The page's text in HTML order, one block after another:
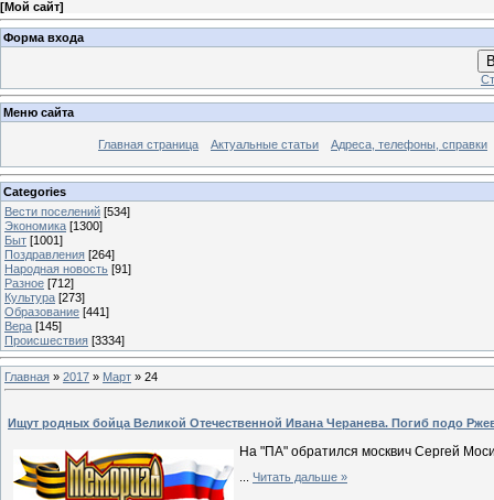
[Мой сайт]
Форма входа
Меню сайта
Главная страница Актуальные статьи Адреса, телефоны, справки
Categories
Вести поселений [534]
Экономика [1300]
Быт [1001]
Поздравления [264]
Народная новость [91]
Разное [712]
Культура [273]
Образование [441]
Вера [145]
Происшествия [3334]
Главная » 2017 » Март » 24
Ищут родных бойца Великой Отечественной Ивана Черанева. Погиб подо
На "ПА" обратился москвич Сергей
Читать дальше »